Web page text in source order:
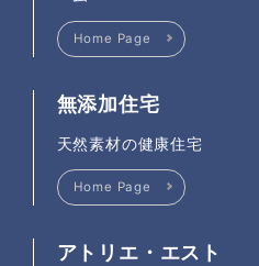
Home Page
無添加住宅
天然素材の健康住宅
Home Page
アトリエ・エスト